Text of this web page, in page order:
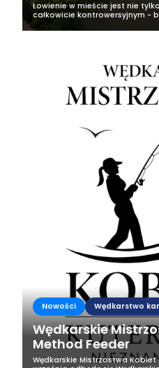
Łowienie w mieście jest nie
całkowicie kontrowersyjnym -
teorii jest kwintesencją
masą ludzi i...
Nowości Wędkarstwo
Wędkarskie
Method Feeder
Wędkarskie Mistrzostwa